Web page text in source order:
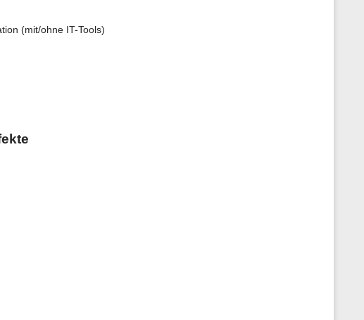
(mit/ohne IT-Tools)